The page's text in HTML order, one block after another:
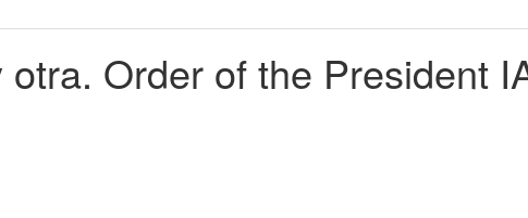
Order of the President